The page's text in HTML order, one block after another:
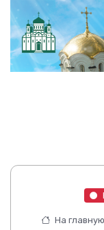
На главную